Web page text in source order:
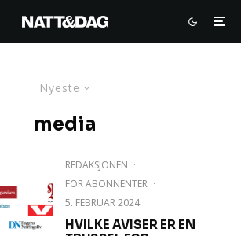
Nyeste
media
REDAKSJONEN ·
FOR ABONNENTER ·
5. FEBRUAR 2024
HVILKE AVISER ER EN